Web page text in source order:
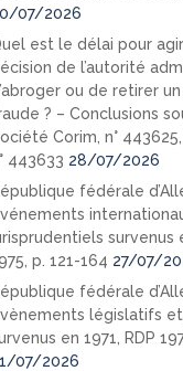
07/2026
est le délai pour
de l’autorité
ou de retirer
? – Conclusions
Corim, n°
443633 28/07/2026
fédérale
survenus
p. 121-164 27/07/
fédérale
législatifs
en 1971, RDP
07/2026